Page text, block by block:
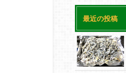
最近の投稿